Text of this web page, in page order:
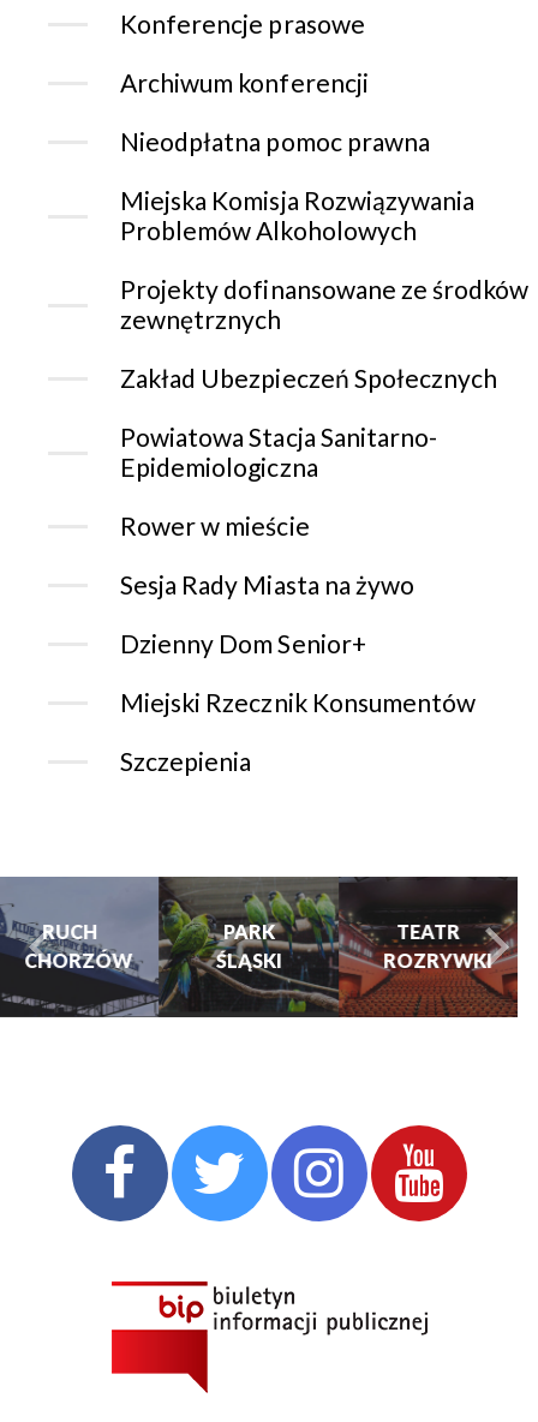
Konferencje prasowe
Archiwum konferencji
Nieodpłatna pomoc prawna
Miejska Komisja Rozwiązywania
Problemów Alkoholowych
Projekty dofinansowane ze środków
zewnętrznych
Zakład Ubezpieczeń Społecznych
Powiatowa Stacja Sanitarno-
Epidemiologiczna
Rower w mieście
Sesja Rady Miasta na żywo
Dzienny Dom Senior+
Miejski Rzecznik Konsumentów
Szczepienia
PARK
ŚLĄSKI
TEATR
ROZRYWKI
CENTRUM
KULTURY
I KINO
GRAJFKA
turysta.Previous